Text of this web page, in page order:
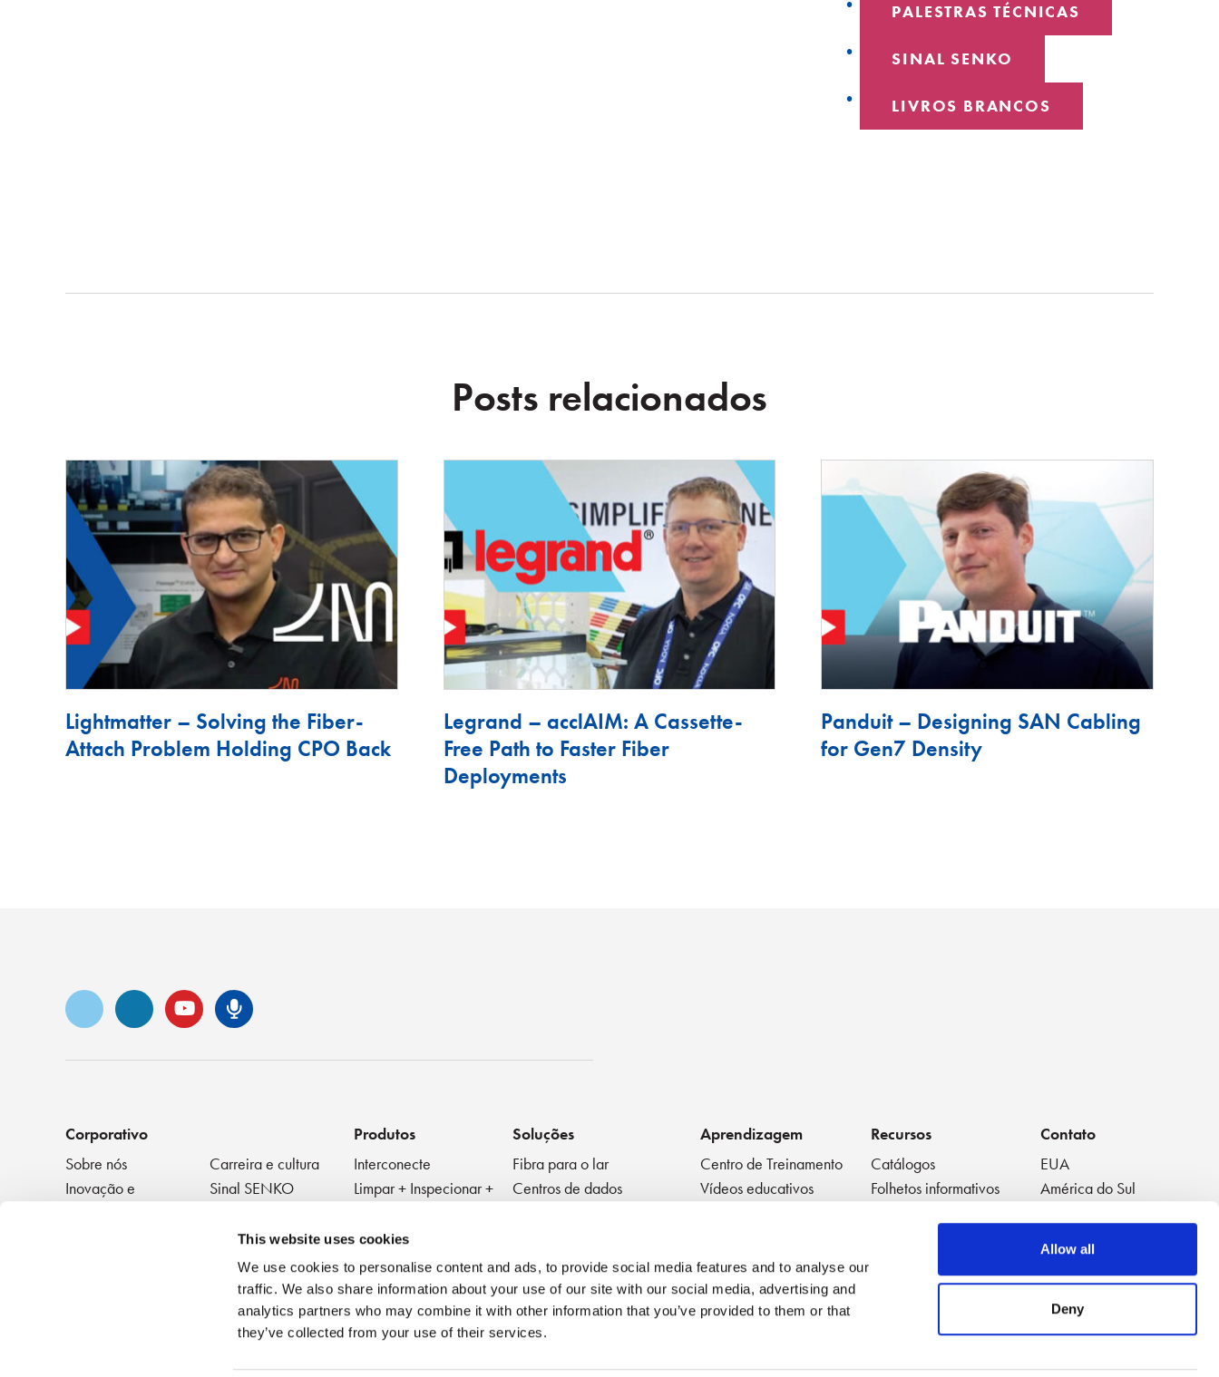
This website uses cookies
We use cookies to personalise content and ads, to provide social media features and to analyse our
traffic. We also share information about your use of our site with our social media, advertising and
analytics partners who may combine it with other information that you’ve provided to them or that
they’ve collected from your use of their services.
Allow all
Deny
PALESTRAS TÉCNICAS
SINAL SENKO
LIVROS BRANCOS
Posts relacionados
Lightmatter – Solving the Fiber-
Attach Problem Holding CPO Back
Legrand – acclAIM: A Cassette-
Free Path to Faster Fiber
Deployments
Panduit – Designing SAN Cabling
for Gen7 Density
Vimeo LinkedInYouTubePodcast Senko
Corporativo
Sobre nós
Carreira e cultura
Inovação e
reconhecimento
Sinal SENKO
NOTÍCIAS
Produtos
Interconecte
Limpar + Inspecionar +
Testar
Dispositivos Passivos
Soluções
Fibra para o lar
Centros de dados
Fator de forma muito
pequeno
Aprendizagem
Centro de Treinamento
Vídeos educativos
Melhores Práticas
Webinar
Recursos
Catálogos
Folhetos informativos
Notas de Aplicação
Contato
EUA
América do Sul
China
Tailândia
Austrália